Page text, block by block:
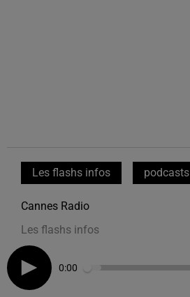
Les flashs infos podcasts
Cannes Radio
Les flashs infos
0:00